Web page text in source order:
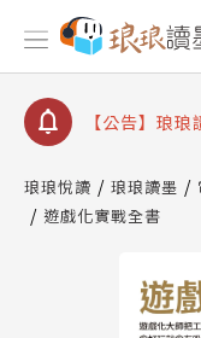
【公告】因
停部分閱讀服
【公告】琅琅
【公告】琅
請圖文教學
【公告】琅琅
查詢
停部分閱讀服
琅琅悅讀 琅琅讀墨
遊戲化實戰全書